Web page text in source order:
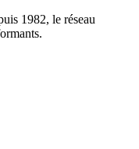
1982, le réseau